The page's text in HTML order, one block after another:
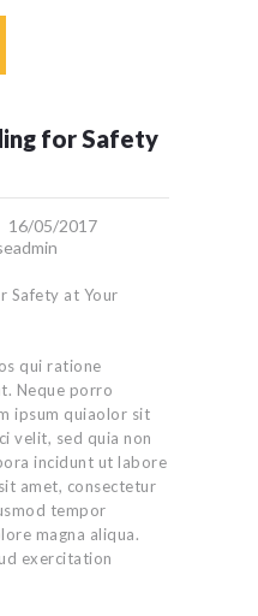
for Safety
16/05/2017
qui ratione
Neque porro
ipsum quiaolor sit
velit, sed quia non
incidunt ut labore
amet, consectetur
tempor
magna aliqua.
exercitation